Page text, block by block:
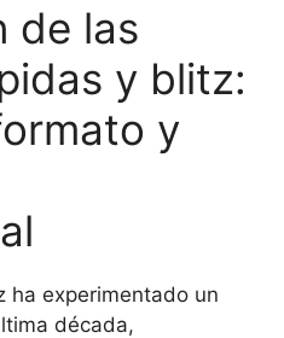
de las
y blitz:
y
ha experimentado un
década,